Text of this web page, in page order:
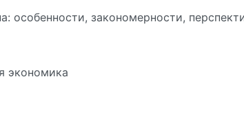
особенности, закономерности,
экономика